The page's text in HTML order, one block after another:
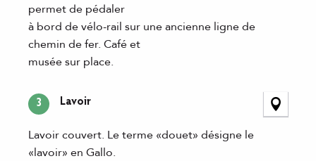
permet de pédaler
à bord de vélo-rail sur une ancienne ligne de
chemin de fer. Café et
musée sur place.
3 Lavoir
Lavoir couvert. Le terme «douet» désigne le
«lavoir» en Gallo.